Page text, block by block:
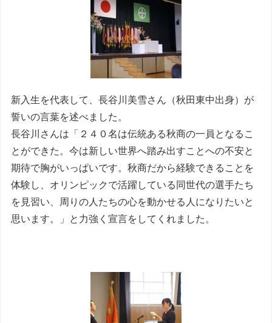
新入生を代表して、長谷川美雪さん（秋田東中出身）が
誓いの言葉を述べました。
長谷川さんは「２４０名は伝統ある秋商の一員となるこ
とができた。今は新しい世界へ踏み出すことへの不安と
期待で胸がいっぱいです。秋商だから経験できることを
体験し、オリンピックで活躍している同世代の選手たち
を見習い、周りの人たちの心を動かせる人になりたいと
思います。」と力強く宣言をしてくれました。